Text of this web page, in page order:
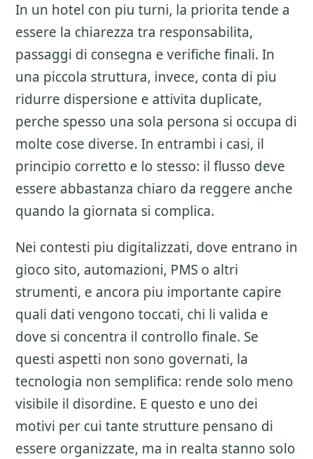
In un hotel con piu turni, la priorita tende a
essere la chiarezza tra responsabilita,
passaggi di consegna e verifiche finali. In
una piccola struttura, invece, conta di piu
ridurre dispersione e attivita duplicate,
perche spesso una sola persona si occupa di
molte cose diverse. In entrambi i casi, il
principio corretto e lo stesso: il flusso deve
essere abbastanza chiaro da reggere anche
quando la giornata si complica.
Nei contesti piu digitalizzati, dove entrano in
gioco sito, automazioni, PMS o altri
strumenti, e ancora piu importante capire
quali dati vengono toccati, chi li valida e
dove si concentra il controllo finale. Se
questi aspetti non sono governati, la
tecnologia non semplifica: rende solo meno
visibile il disordine. E questo e uno dei
motivi per cui tante strutture pensano di
essere organizzate, ma in realta stanno solo